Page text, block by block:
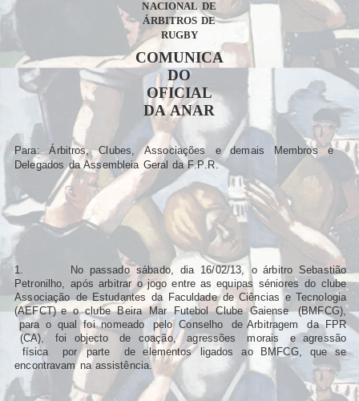
NACIONAL DE
ÁRBITROS DE
RUGBY
COMUNICA
DO
OFICIAL
DA ANAR
Para: Árbitros, C ubes, Associações e demais Mem bros
e
De legados da Assemb leia Gera da F.P. R.
1 No passado sábado, dia 16/02/13 o árbitro Sebastião
Petronilho após arbitrar o jogo entre asequipas séniores do clube
Associação de Estudantes da Faculdade de Ciências e Tecnologia
(AEFCT) e o clube Beira Mar Futebol Clube Gaiense(BMFCG) ,
para o qual foi nomeado pelo Conselho deArbitragem da FPR
(CA) , foi objecto de coação, agressões morais e agressão
física por partedeelementos ligados ao BMFCG, que se
encontravam na assistência.